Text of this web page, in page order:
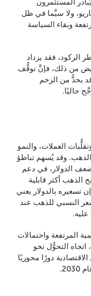
المستثمرون
ولا سيَّما في ظل
وبقاء السياسة
الركود، فقد يزداد
من ذلك، فإنَّ توقُّف
يحدُّ من الزخم
حاليًا.
العملات، والنمو
الذهب. وقد يُسهم تباطؤ
الدولار، في دعم
الذهب أكثر قابلية
تسعيره بالدولار يعني
النسبي للذهب عند
المرتفعة واحتمالات
اتجاه التحوُّل نحو
دورًا محوريًا